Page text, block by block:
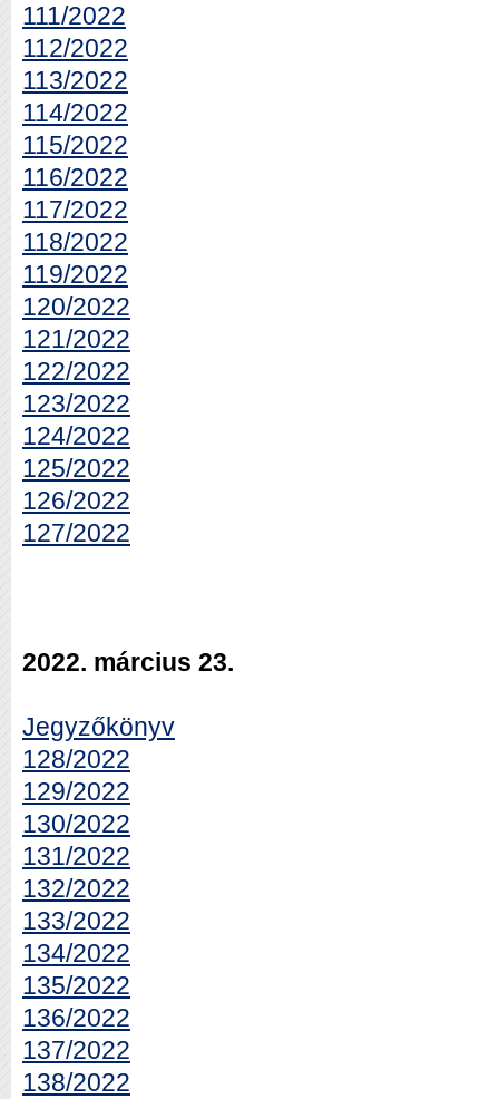
111/2022
112/2022
113/2022
114/2022
115/2022
116/2022
117/2022
118/2022
119/2022
120/2022
121/2022
122/2022
123/2022
124/2022
125/2022
126/2022
127/2022
2022. március 23.
Jegyzőkönyv
128/2022
129/2022
130/2022
131/2022
132/2022
133/2022
134/2022
135/2022
136/2022
137/2022
138/2022